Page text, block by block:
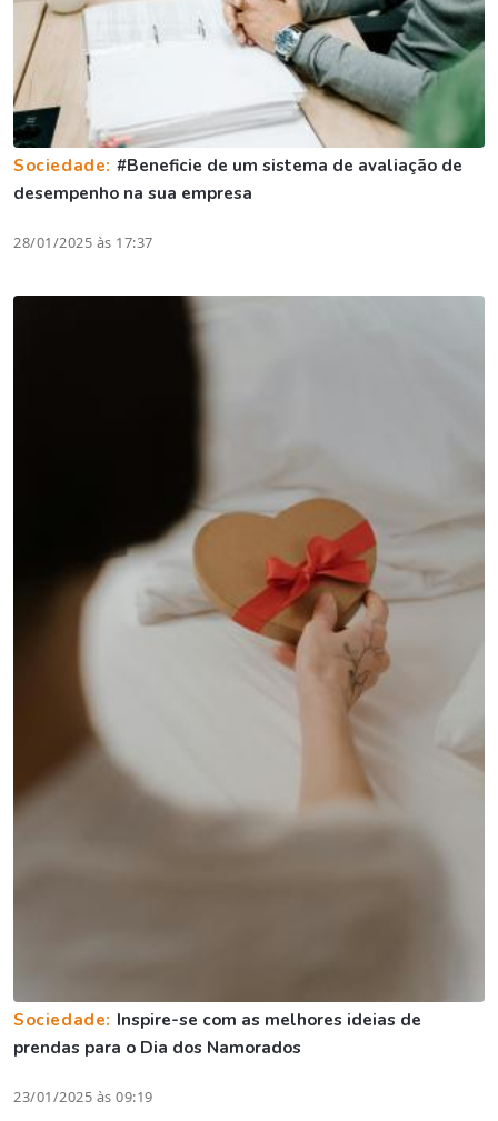
Sociedade: #Beneficie de um sistema de avaliação de
desempenho na sua empresa
28/01/2025 às 17:37
Sociedade: Inspire-se com as melhores ideias de
prendas para o Dia dos Namorados
23/01/2025 às 09:19